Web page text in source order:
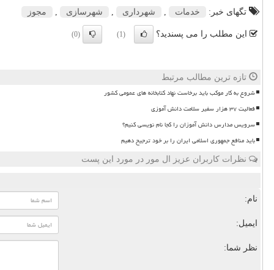
تگهای خبر:
خدمات شهرداری شهرسازی مجوز
این مطلب را می پسندید؟ (1)
(0)
تازه ترین مطالب مرتبط
شروع به کار موکب باید برخاست نهاد کتابخانه های عمومی کشور
فعالیت ۳۷ هزار سفیر سلامت دانش آموزی
سرویس مدارس دانش آموزان را کجا نام نویسی کنیم؟
باید منافع جمهوری اسلامی ایران را بر خود ترجیح دهیم
نظرات کاربران عزیز ال مور در مورد این پست
نام:
ایمیل:
نظر شما: